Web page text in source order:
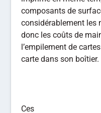
composants de
considérablement les
donc les coûts de
l’empilement de
carte dans son boîtier.
Ces